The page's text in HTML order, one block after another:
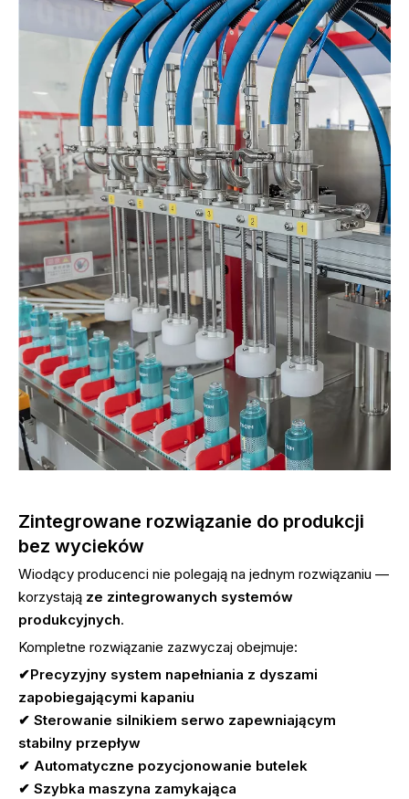
Zintegrowane rozwiązanie do produkcji
bez wycieków
Wiodący producenci nie polegają na jednym rozwiązaniu —
korzystają ze zintegrowanych systemów
produkcyjnych.
Kompletne rozwiązanie zazwyczaj obejmuje:
✔Precyzyjny system napełniania z dyszami
zapobiegającymi kapaniu
✔ Sterowanie silnikiem serwo zapewniającym
stabilny przepływ
✔ Automatyczne pozycjonowanie butelek
✔ Szybka maszyna zamykająca